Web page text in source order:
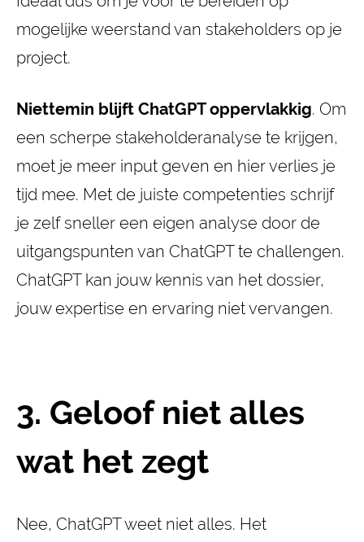
mogelijke weerstand van stakeholders op je
project.
Niettemin blijft ChatGPT oppervlakkig. Om
een scherpe stakeholderanalyse te krijgen,
moet je meer input geven en hier verlies je
tijd mee. Met de juiste competenties schrijf
je zelf sneller een eigen analyse door de
uitgangspunten van ChatGPT te challengen.
ChatGPT kan jouw kennis van het dossier,
jouw expertise en ervaring niet vervangen.
3. Geloof niet alles
wat het zegt
Nee, ChatGPT weet niet alles. Het